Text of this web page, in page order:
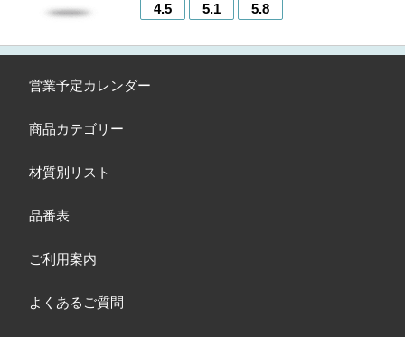
4.5
5.1 5.8
営業予定カレンダー
商品カテゴリー
材質別リスト
品番表
ご利用案内
よくあるご質問